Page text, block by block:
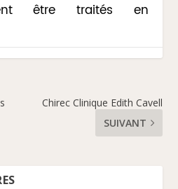
être traités en
Chirec Clinique Edith Cavell
SUIVANT